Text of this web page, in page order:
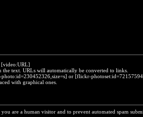
[video:URL]
the text. URLs will automatically be converted to links.
or [flickr-
with graphical ones.
are a human visitor and to prevent automated spam